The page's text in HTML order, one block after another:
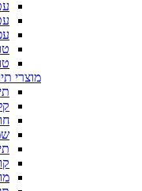
מוצרי